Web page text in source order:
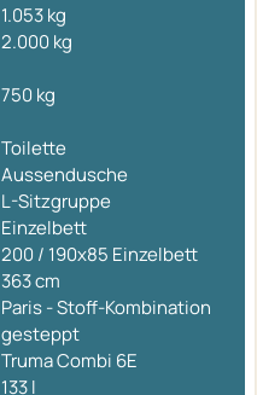
1.053 kg
2.000 kg
750 kg
Toilette
Aussendusche
L-Sitzgruppe
Einzelbett
200 / 190x85 Einzelbett
363 cm
Paris - Stoff-Kombination
gesteppt
Truma Combi 6E
133 l